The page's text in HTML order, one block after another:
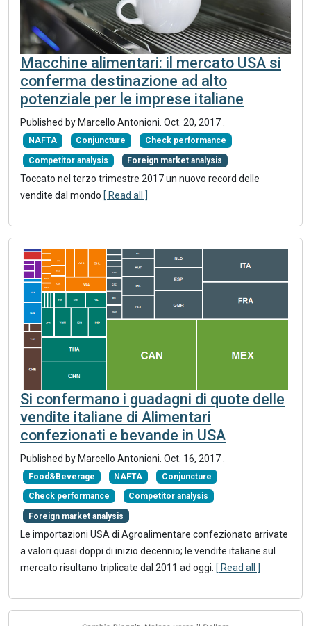
Macchine alimentari: il mercato USA si
conferma destinazione ad alto
potenziale per le imprese italiane
Published by Marcello Antonioni. Oct. 20, 2017
NAFTA Conjuncture Check performance
Competitor analysis Foreign market analysis
Toccato nel terzo trimestre 2017 un nuovo record delle
vendite dal mondo [ Read all ]
Si confermano i guadagni di quote delle
vendite italiane di Alimentari
confezionati e bevande in USA
Published by Marcello Antonioni. Oct. 16, 2017
Food&Beverage NAFTA Conjuncture
Check performance Competitor analysis
Foreign market analysis
Le importazioni USA di Agroalimentare confezionato arrivate
a valori quasi doppi di inizio decennio; le vendite italiane sul
mercato risultano triplicate dal 2011 ad oggi. [ Read all ]